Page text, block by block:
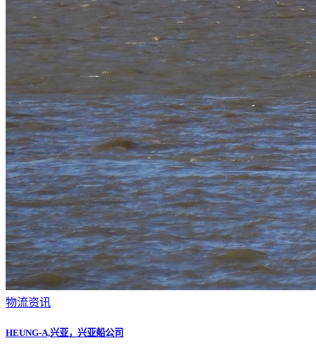
物流资讯
HEUNG-A,兴亚，兴亚船公司